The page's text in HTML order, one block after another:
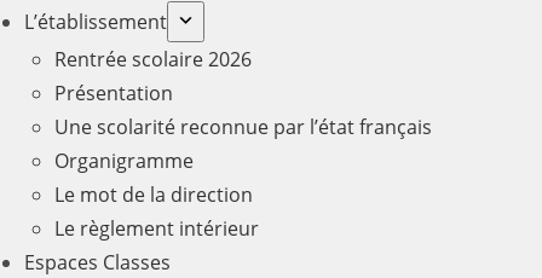
L’établissement
Rentrée scolaire 2026
Présentation
Une scolarité reconnue par l’état français
Organigramme
Le mot de la direction
Le règlement intérieur
Espaces Classes